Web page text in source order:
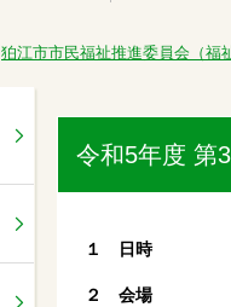
狛江市市民福祉推進委員会（福
令和5年度 第
１ 日時
２ 会場